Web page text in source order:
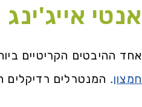
אנטי אייג'ינג
אחד ההיבטים הקריטיים
חמצון. המנטרלים רדיקלים